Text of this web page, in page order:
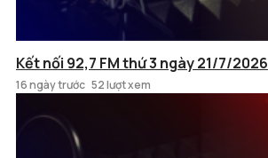
Kết nối 92,7 FM thứ 3 ngày 21/7/2026
16 ngày trước 52 lượt xem